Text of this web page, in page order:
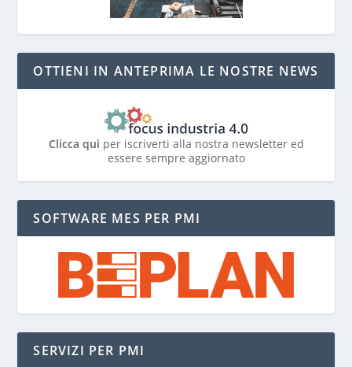
OTTIENI IN ANTEPRIMA LE NOSTRE NEWS
Clicca qui per iscriverti alla nostra newsletter ed
essere sempre aggiornato
SOFTWARE MES PER PMI
SERVIZI PER PMI